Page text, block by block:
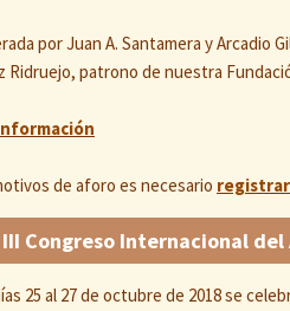
por Juan A. Santamera y Arcadio
Ridruejo, patrono de nuestra
de aforo es necesario
Congreso Internacional del
25 al 27 de octubre de 2018 se